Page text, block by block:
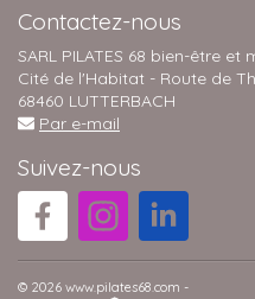
Contactez-nous
SARL PILATES 68 bien-être et
Cité de l'Habitat - Route de
68460 LUTTERBACH
Par e-mail
Suivez-nous
© 2026 www.pilates68.com -